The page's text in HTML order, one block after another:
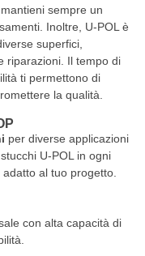
sempre un
Inoltre, U-POL è
superfici,
riparazioni. Il tempo di
ti permettono di
la qualità.
per diverse applicazioni
U-POL in ogni
al tuo progetto.
con alta capacità di